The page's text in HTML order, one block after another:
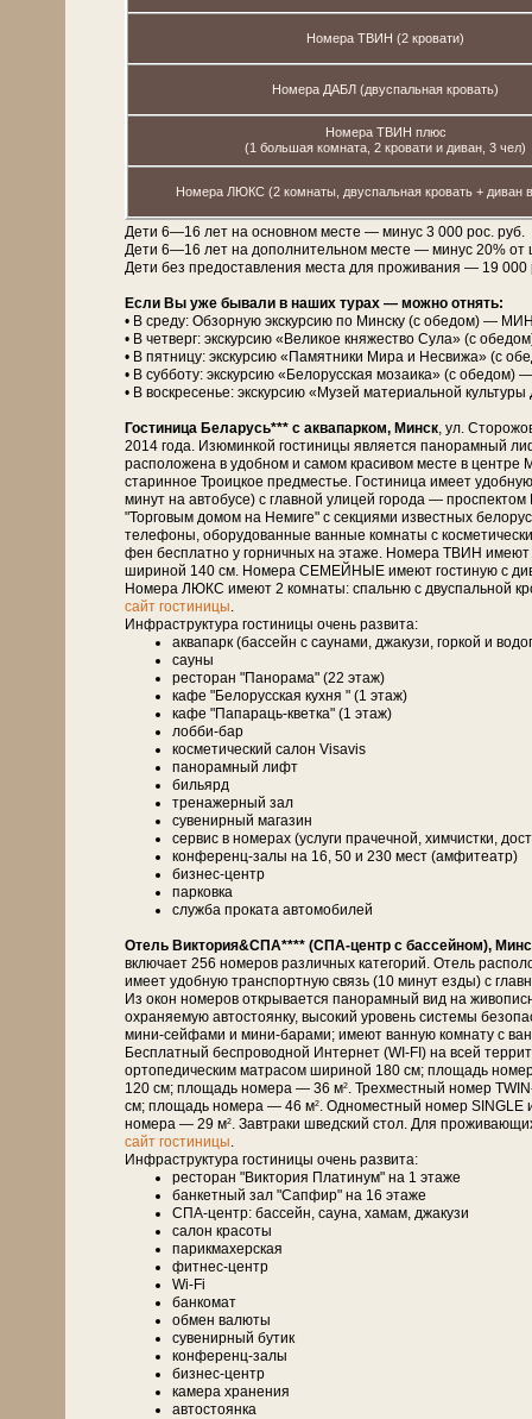
Номера ТВИН (2 кровати)
Номера ДАБЛ (двуспальная кровать)
Номера ТВИН плюс
(1 большая комната, 2 кровати и диван, 3 чел)
Номера ЛЮКС (2 комнаты, двуспальная кровать + диван в
Дети 6—16 лет на основном месте — минус 3 000 рос. руб.
Дети 6—16 лет на дополнительном месте — минус 20% от
Дети без предоставления места для проживания — 19 000
Если Вы уже бывали в наших турах — можно отнять:
• В среду: Обзорную экскурсию по Минску (с обедом) —
• В четверг: экскурсию «Великое княжество Сула» (с
• В пятницу: экскурсию «Памятники Мира и Несвижа» (с
• В субботу: экскурсию «Белорусская мозаика» (с
• В воскресенье: экскурсию «Музей материальной
Гостиница Беларусь*** с аквапарком, Минск, ул.
2014 года. Изюминкой гости­ни­цы является панорамный
расположена в удобном и самом красивом месте в центре
старинное Троицкое предместье. Гостиница имеет
минут на автобусе) с главной улицей города —
"Торговым домом на Немиге" с секциями известных
телефоны, оборудованные ванные комнаты с
фен бесплатно у горничных на этаже. Номера ТВИН
шириной 140 см. Номера СЕМЕЙНЫЕ имеют гостиную с
Номера ЛЮКС имеют 2 комнаты: спальню с двуспальной
сайт гостиницы.
Инфраструктура гостиницы очень развита:
аквапарк (бассейн с саунами, джакузи, горкой и
сауны
ресторан "Панорама" (22 этаж)
кафе "Белорусская кухня " (1 этаж)
кафе "Папараць-кветка" (1 этаж)
лобби-бар
косметический салон Visavis
панорамный лифт
бильярд
тренажерный зал
сувенирный магазин
сервис в номерах (услуги прачечной, химчистки,
конференц-залы на 16, 50 и 230 мест (амфитеатр)
бизнес-центр
парковка
служба проката автомобилей
Отель Виктория&СПА**** (СПА-центр с бассейном),
включает 256 номеров различных категорий. Отель
имеет удобную транспортную связь (10 минут езды) с
Из окон номеров открывается панорамный вид на
охраняемую автостоянку, высокий уровень системы
мини-сейфами и мини-барами; имеют ванную комнату с
Бесплатный беспроводной Интернет (WI-FI) на всей
ортопедическим матрасом шириной 180 см; площадь
120 см; площадь номера — 36 м2. Трехместный номер
см; площадь номера — 46 м2. Одноместный номер SINGLE
номера — 29 м2. Завтраки шведский стол. Для
сайт гостиницы.
Инфраструктура гостиницы очень развита:
ресторан "Виктория Платинум" на 1 этаже
банкетный зал "Сапфир" на 16 этаже
СПА-центр: бассейн, сауна, хамам, джакузи
салон красоты
парикмахерская
фитнес-центр
Wi-Fi
банкомат
обмен валюты
сувенирный бутик
конференц-залы
бизнес-центр
камера хранения
автостоянка